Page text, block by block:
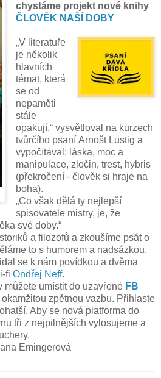
chystáme projekt nové knihy
ČLOVĚK NAŠÍ DOBY
„V literatuře
je několik
hlavních
témat, která
se od
nepaměti
stále
opakují,“ vysvětloval na kurzech
tvůrčího psaníArnošt Lustig a
vypočítával: láska, moc a
manipulace, zločin, trest, hybris
(překročení - člověk si hraje na
boha).
„Co však dělá ty nejlepší
spisovatele mistry, je, že
své doby.“
a filozofů a zkoušíme psát o
to s humorem a nadsázkou,
se k nám povídkou a dvěma
fi Ondřej Neff.
můžete umístit do uzavřené FB
zpětnou vazbu. Přihlaste
Aby se nová platforma do
tři z nejpilnějších vylosujeme a
Emingerová